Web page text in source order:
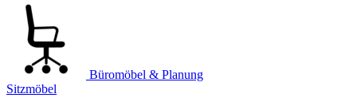
Büromöbel & Planung
Sitzmöbel